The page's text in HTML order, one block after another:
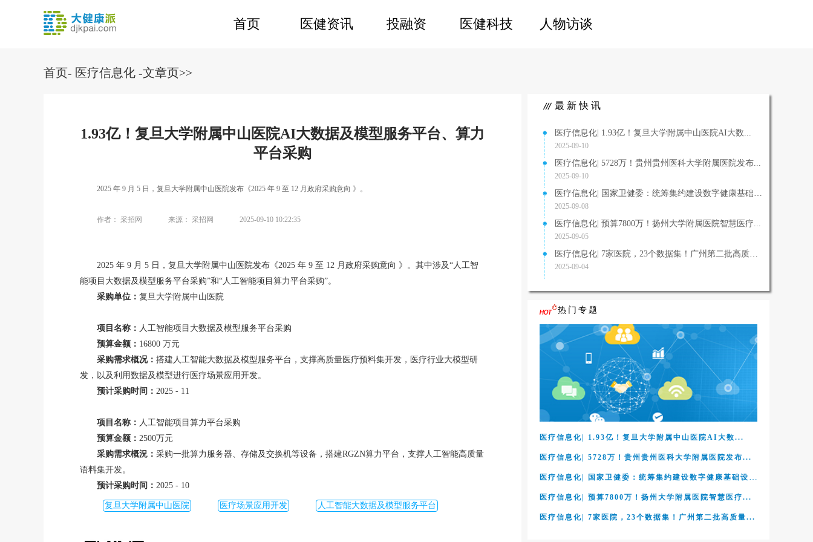
首页 医健资讯 投融资 医健科技 人物访谈
首页- 医疗信息化 -文章页>>
1.93亿！复旦大学附属中山医院AI大数据及模型服务平台、算力
平台采购
2025 年 9 月 5 日，复旦大学附属中山医院发布《2025 年 9 至 12 月政府采购意向 》。
作者： 采招网 来源： 采招网 2025-09-10 10:22:35
2025 年 9 月 5 日，复旦大学附属中山医院发布《2025 年 9 至 12 月政府采购意向 》。其中涉及“人工智
能项目大数据及模型服务平台采购”和“人工智能项目算力平台采购”。
采购单位： 复旦大学附属中山医院
项目名称： 人工智能项目大数据及模型服务平台采购
预算金额： 16800 万元
采购需求概况： 搭建人工智能大数据及模型服务平台，支撑高质量医疗预料集开发，医疗行业大模型研
发，以及利用数据及模型进行医疗场景应用开发。
预计采购时间： 2025 - 11
项目名称： 人工智能项目算力平台采购
预算金额： 2500万元
采购需求概況： 采购一批算力服务器、存储及交换机等设备，搭建RGZN算力平台，支撑人工智能高质量
语料集开发。
预计采购时间： 2025 - 10
复旦大学附属中山医院 医疗场景应用开发 人工智能大数据及模型服务平台
最新快讯
医疗信息化| 1.93亿！复旦大学附属中山医院AI大数...
2025-09-10
医疗信息化| 5728万！贵州贵州医科大学附属医院发布...
2025-09-10
医疗信息化| 国家卫健委：统筹集约建设数字健康基础设施...
2025-09-08
医疗信息化| 预算7800万！扬州大学附属医院智慧医疗...
2025-09-05
医疗信息化| 7家医院，23个数据集！广州第二批高质量...
2025-09-04
热门专题
医疗信息化| 1.93亿！复旦大学附属中山医院AI大数...
医疗信息化| 5728万！贵州贵州医科大学附属医院发布...
医疗信息化| 预算7800万！扬州大学附属医院智慧医疗...
医疗信息化| 7家医院，23个数据集！广州第二批高质量...